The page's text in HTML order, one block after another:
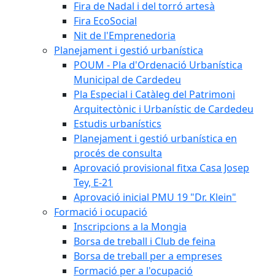
Fira de Nadal i del torró artesà
Fira EcoSocial
Nit de l'Emprenedoria
Planejament i gestió urbanística
POUM - Pla d'Ordenació Urbanística
Municipal de Cardedeu
Pla Especial i Catàleg del Patrimoni
Arquitectònic i Urbanístic de Cardedeu
Estudis urbanístics
Planejament i gestió urbanística en
procés de consulta
Aprovació provisional fitxa Casa Josep
Tey, E-21
Aprovació inicial PMU 19 "Dr. Klein"
Formació i ocupació
Inscripcions a la Mongia
Borsa de treball i Club de feina
Borsa de treball per a empreses
Formació per a l'ocupació